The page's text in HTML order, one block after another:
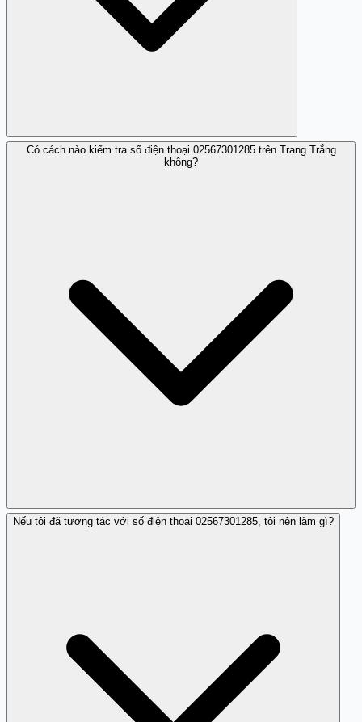
Số điện thoại này làm giả danh tổ chức tài chính để thực
Có cách nào kiểm tra số điện thoại 02567301285 trên Trang Trắng
không?
Bạn có thể nhập số điện thoại để kiểm tra thông tin liên
Nếu tôi đã tương tác với số điện thoại 02567301285, tôi nên làm gì?